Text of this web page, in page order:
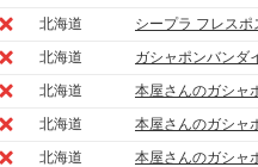
北海道
シープラ フレス
北海道
ガシャポンバンダ
北海道
本屋さんのガシャ
北海道
本屋さんのガシャ
北海道
本屋さんのガシャ